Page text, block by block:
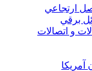
ارتجاعي
برقي
و اتصالات
آمريکا